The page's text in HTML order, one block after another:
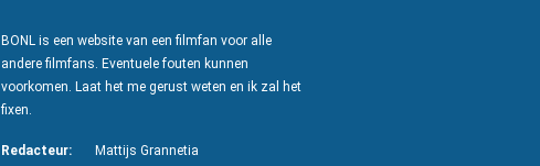
BONL is een website van een filmfan voor alle
andere filmfans. Eventuele fouten kunnen
voorkomen. Laat het me gerust weten en ik zal het
fixen.
Redacteur: Mattijs Grannetia